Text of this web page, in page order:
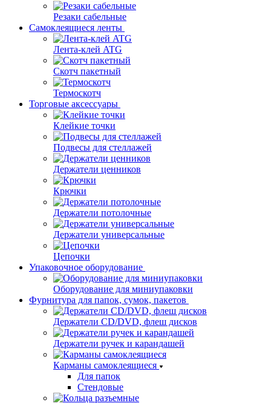
Резаки сабельные
Самоклеящиеся ленты
Лента-клей ATG
Скотч пакетный
Термоскотч
Торговые аксессуары
Клейкие точки
Подвесы для стеллажей
Держатели ценников
Крючки
Держатели потолочные
Держатели универсальные
Цепочки
Упаковочное оборудование
Оборудование для миниупаковки
Фурнитура для папок, сумок, пакетов
Держатели CD/DVD, флеш дисков
Держатели ручек и карандашей
Карманы самоклеящиеся
Для папок
Стендовые